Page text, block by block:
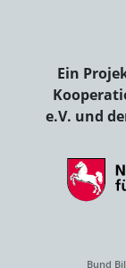
Ein
e.V. und
Bund